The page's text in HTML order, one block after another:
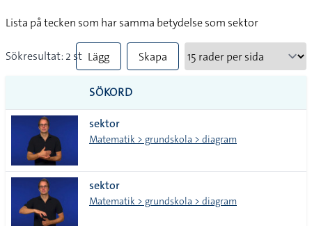
Lista på tecken som har samma betydelse som sektor
Sökresultat: 2 st Lägg
till
alla i
lista
Skapa
SÖKORD
sektor
Matematik > grundskola > diagram
sektor
Matematik > grundskola > diagram